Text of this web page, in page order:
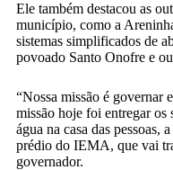
Ele também destacou as
município, como a
sistemas simplificados de
povoado Santo Onofre e
“Nossa missão é governar
missão hoje foi entregar os
água na casa das pessoas,
prédio do IEMA, que vai
governador.